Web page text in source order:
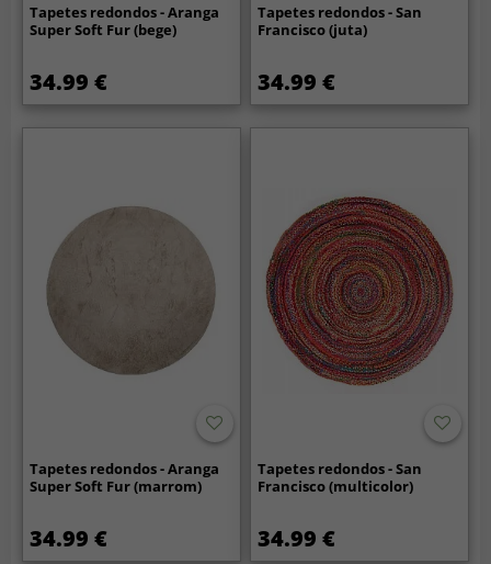
Tapetes redondos - Aranga
Super Soft Fur (bege)
34.99 €
Tapetes redondos - San
Francisco (juta)
34.99 €
Tapetes redondos - Aranga
Super Soft Fur (marrom)
34.99 €
Tapetes redondos - San
Francisco (multicolor)
34.99 €